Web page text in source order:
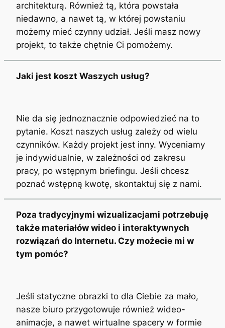
architekturą. Również tą, która powstała
niedawno, a nawet tą, w której powstaniu
możemy mieć czynny udział. Jeśli masz nowy
projekt, to także chętnie Ci pomożemy.
Jaki jest koszt Waszych usług?
Nie da się jednoznacznie odpowiedzieć na to
pytanie. Koszt naszych usług zależy od wielu
czynników. Każdy projekt jest inny. Wyceniamy
je indywidualnie, w zależności od zakresu
pracy, po wstępnym briefingu. Jeśli chcesz
poznać wstępną kwotę, skontaktuj się z nami.
Poza tradycyjnymi wizualizacjami potrzebuję
także materiałów wideo i interaktywnych
rozwiązań do Internetu. Czy możecie mi w
tym pomóc?
Jeśli statyczne obrazki to dla Ciebie za mało,
nasze biuro przygotowuje również wideo-
animacje, a nawet wirtualne spacery w formie